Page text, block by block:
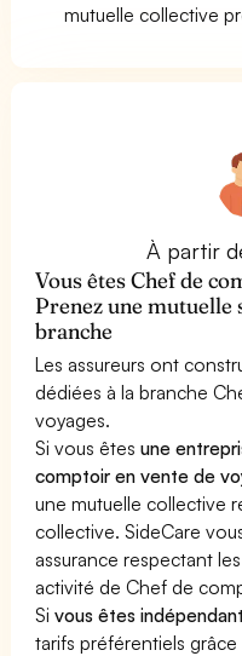
mutuelle collective
À partir
Vous êtes Chef de
Prenez une mutuelle
branche
Les assureurs ont
dédiées à la branche
voyages.
Si vous êtesune
comptoir en vente de
une mutuelle collective
collective. SideCare
assurance respectant
activité de Chef de
Sivous êtes
tarifs préférentiels